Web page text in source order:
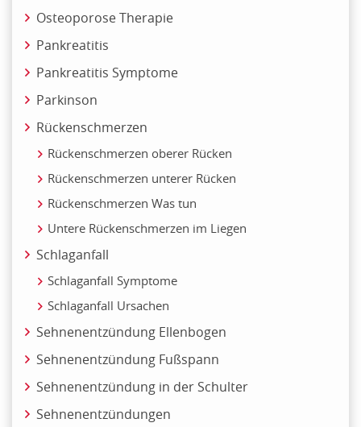
Osteoporose Therapie
Pankreatitis
Pankreatitis Symptome
Parkinson
Rückenschmerzen
Rückenschmerzen oberer Rücken
Rückenschmerzen unterer Rücken
Rückenschmerzen Was tun
Untere Rückenschmerzen im Liegen
Schlaganfall
Schlaganfall Symptome
Schlaganfall Ursachen
Sehnenentzündung Ellenbogen
Sehnenentzündung Fußspann
Sehnenentzündung in der Schulter
Sehnenentzündungen